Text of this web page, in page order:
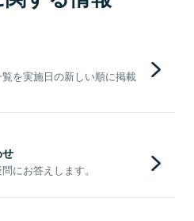
を実施日の新しい順に掲載
にお答えします。